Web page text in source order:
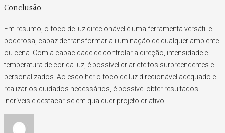
Conclusão
Em resumo, o foco de luz direcionável é uma ferramenta versátil e
poderosa, capaz de transformar a iluminação de qualquer ambiente
ou cena. Com a capacidade de controlar a direção, intensidade e
temperatura de cor da luz, é possível criar efeitos surpreendentes e
personalizados. Ao escolher o foco de luz direcionável adequado e
realizar os cuidados necessários, é possível obter resultados
incríveis e destacar-se em qualquer projeto criativo.